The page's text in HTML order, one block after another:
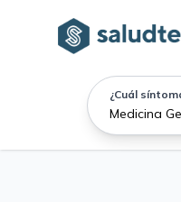
¿Cuál